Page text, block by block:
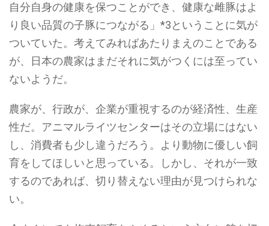
自分自身の健康を保つことができ、健康な雌豚はよ
り良い品質の子豚につながる」*3ということに気が
ついていた。考えてみればあたりまえのことである
が、日本の農家はまだそれに気がつくには至ってい
ないようだ。
農家が、行政が、企業が重視するのが経済性、生産
性だ。アニマルライツセンターはその立場にはない
し、消費者も少し違うだろう。より動物に優しい飼
育をしてほしいと思っている。しかし、それが一致
するのであれば、切り替えない理由が見つけられな
い。